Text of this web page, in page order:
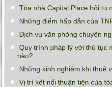
Tòa nhà Capital Place hội tụ
Những điểm hấp dẫn của
Dịch vụ văn phòng chuyên
Quy trình pháp lý với thủ tục
nào?
Những kinh nghiệm khi thuê
Vị trí kết nối thuận tiện của